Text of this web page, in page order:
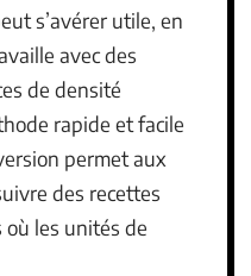
s’avérer utile, en
avec des
de densité
rapide et facile
permet aux
des recettes
les unités de